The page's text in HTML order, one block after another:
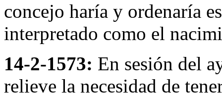
concejo haría y ordenaría
interpretado como el
14-2-1573: En sesión del
relieve la necesidad de